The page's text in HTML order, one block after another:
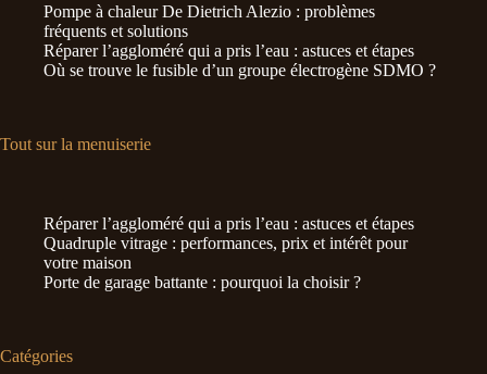
Pompe à chaleur De Dietrich Alezio : problèmes
fréquents et solutions
Réparer l’aggloméré qui a pris l’eau : astuces et étapes
Où se trouve le fusible d’un groupe électrogène SDMO ?
Tout sur la menuiserie
Réparer l’aggloméré qui a pris l’eau : astuces et étapes
Quadruple vitrage : performances, prix et intérêt pour
votre maison
Porte de garage battante : pourquoi la choisir ?
Catégories